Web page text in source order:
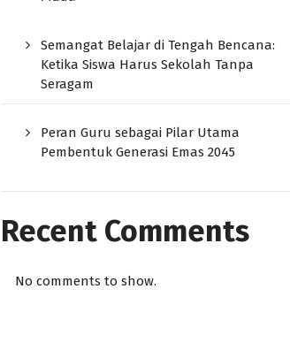
Semangat Belajar di Tengah Bencana:
Ketika Siswa Harus Sekolah Tanpa
Seragam
Peran Guru sebagai Pilar Utama
Pembentuk Generasi Emas 2045
Recent Comments
No comments to show.